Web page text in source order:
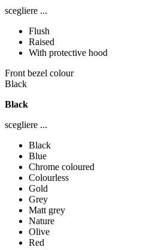
scegliere ...
Flush
Raised
With protective hood
Front bezel colour
Black
Black
scegliere ...
Black
Blue
Chrome coloured
Colourless
Gold
Grey
Matt grey
Nature
Olive
Red